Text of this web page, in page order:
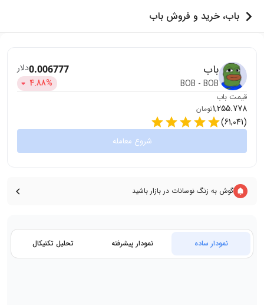
باب، خرید و فروش باب
باب
BOB - BOB
0.006777دلار
4.88%
قیمت باب
1,255.778تومان
(
61,041
)
شروع معامله
گوش به زنگ نوسانات در بازار باشید
نمودار ساده نمودار پیشرفته تحلیل تکنیکال